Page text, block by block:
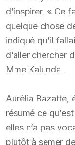
d’inspirer. « Ce
quelque chose
indiqué qu’il
d’aller chercher
Mme Kalunda.
Aurélia Bazatte,
résumé ce
elles n’a pas
plutôt à semer